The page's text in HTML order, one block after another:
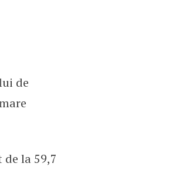
dar
de
la 59,7